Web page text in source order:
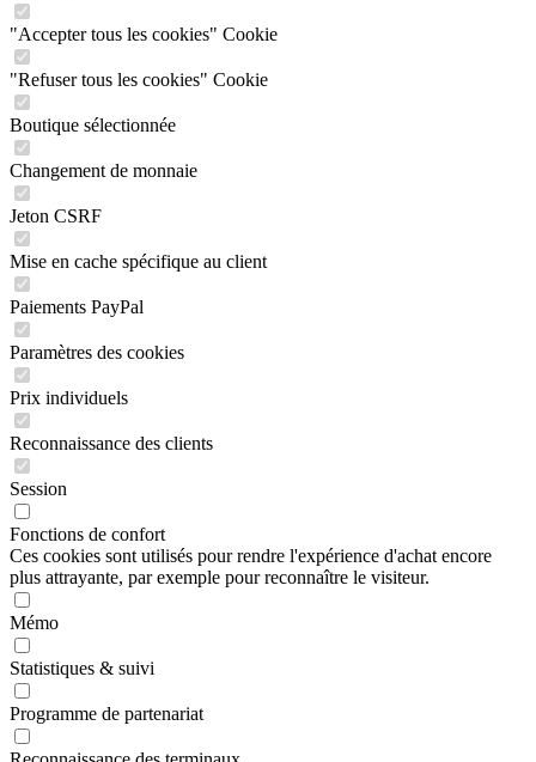
"Accepter tous les cookies" Cookie
"Refuser tous les cookies" Cookie
Boutique sélectionnée
Changement de monnaie
Jeton CSRF
Mise en cache spécifique au client
Paiements PayPal
Paramètres des cookies
Prix individuels
Reconnaissance des clients
Session
Fonctions de confort
Ces cookies sont utilisés pour rendre l'expérience d'achat encore
plus attrayante, par exemple pour reconnaître le visiteur.
Mémo
Statistiques & suivi
Programme de partenariat